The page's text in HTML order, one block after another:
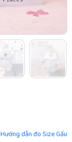
Hướng dẫn đo Size Gấu